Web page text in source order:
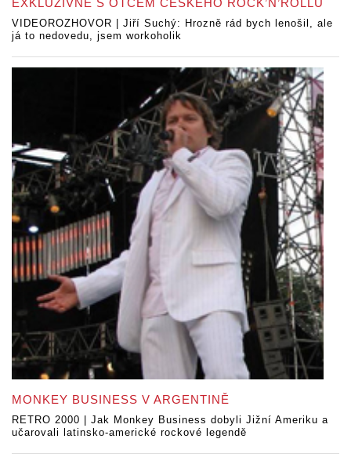
EXKLUZIVNĚ S OTCEM ČESKÉHO ROCK’N’ROLLU
VIDEOROZHOVOR | Jiří Suchý: Hrozně rád bych lenošil, ale
já to nedovedu, jsem workoholik
MONKEY BUSINESS V ARGENTINĚ
RETRO 2000 | Jak Monkey Business dobyli Jižní Ameriku a
učarovali latinsko-americké rockové legendě